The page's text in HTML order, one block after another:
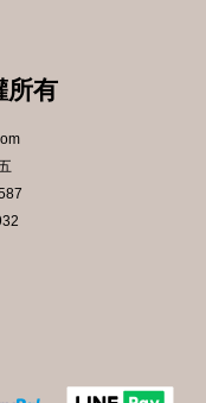
所有